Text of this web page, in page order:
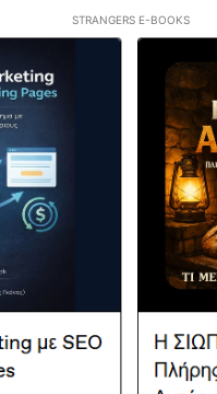
STRANGERS E-BOOKS